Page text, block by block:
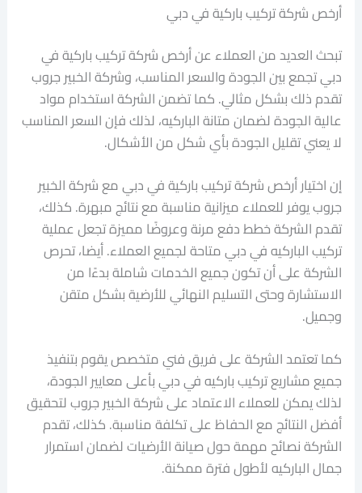
أرخص شركة تركيب باركية في دبي
تبحث العديد من العملاء عن أرخص شركة تركيب باركية في
دبي تجمع بين الجودة والسعر المناسب، وشركة الخبير جروب
تقدم ذلك بشكل مثالي. كما تضمن الشركة استخدام مواد
عالية الجودة لضمان متانة الباركيه، لذلك فإن السعر المناسب
لا يعني تقليل الجودة بأي شكل من الأشكال.
إن اختيار أرخص شركة تركيب باركية في دبي مع شركة الخبير
جروب يوفر للعملاء ميزانية مناسبة مع نتائج مبهرة. كذلك،
تقدم الشركة خطط دفع مرنة وعروضًا مميزة تجعل عملية
تركيب الباركيه في دبي متاحة لجميع العملاء. أيضا، تحرص
الشركة على أن تكون جميع الخدمات شاملة بدءًا من
الاستشارة وحتى التسليم النهائي للأرضية بشكل متقن
وجميل.
كما تعتمد الشركة على فريق فني متخصص يقوم بتنفيذ
جميع مشاريع تركيب باركيه في دبي بأعلى معايير الجودة،
لذلك يمكن للعملاء الاعتماد على شركة الخبير جروب لتحقيق
أفضل النتائج مع الحفاظ على تكلفة مناسبة. كذلك، تقدم
الشركة نصائح مهمة حول صيانة الأرضيات لضمان استمرار
جمال الباركيه لأطول فترة ممكنة.